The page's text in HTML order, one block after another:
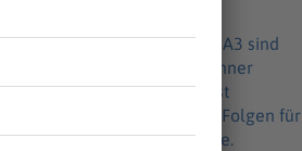
Nach dem Unfall auf der A3 sind
drei schwer verletzte Männer
gestorben. Die Bergung ist
langwierig. Das hat auch Folgen für
Pendler und Bahnreisende.